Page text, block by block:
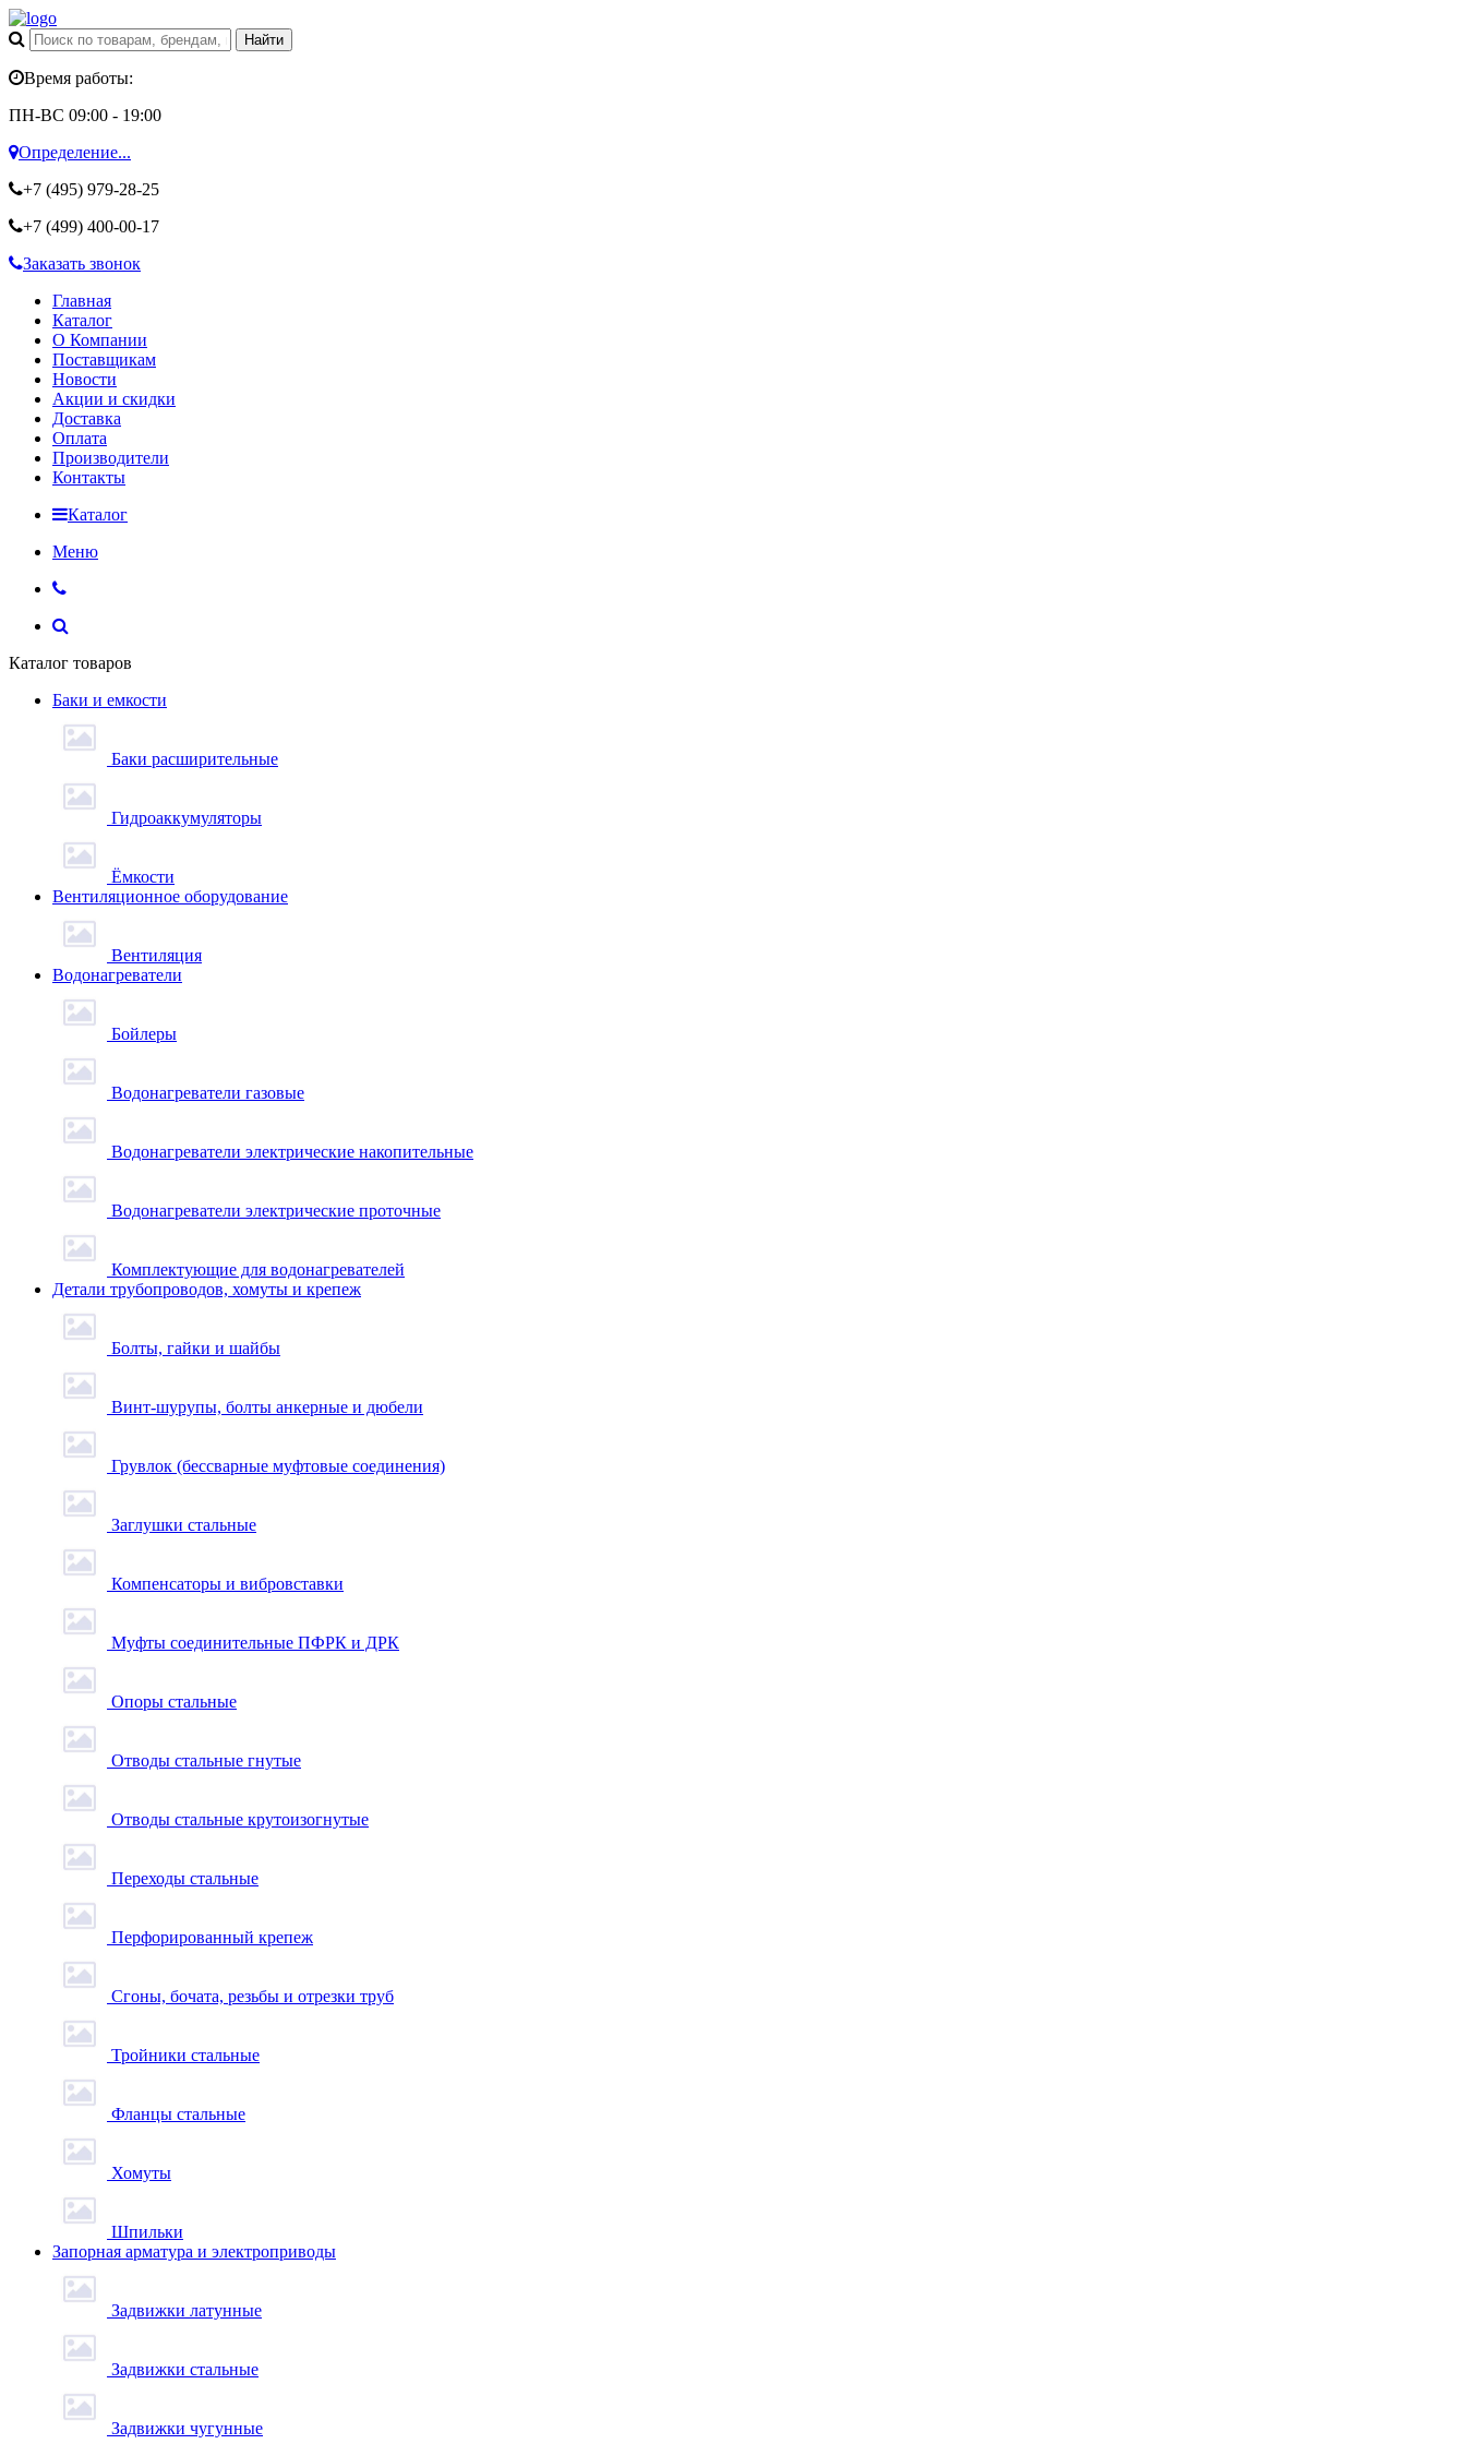
Время работы:
ПН-ВС 09:00 - 19:00
Определение...
+7 (495) 979-28-25
+7 (499) 400-00-17
Заказать звонок
Главная
Каталог
О Компании
Поставщикам
Новости
Акции и скидки
Доставка
Оплата
Производители
Контакты
Каталог
Меню
Каталог товаров
Баки и емкости
Баки расширительные
Гидроаккумуляторы
Ёмкости
Вентиляционное оборудование
Вентиляция
Водонагреватели
Бойлеры
Водонагреватели газовые
Водонагреватели электрические накопительные
Водонагреватели электрические проточные
Комплектующие для водонагревателей
Детали трубопроводов, хомуты и крепеж
Болты, гайки и шайбы
Винт-шурупы, болты анкерные и дюбели
Грувлок (бессварные муфтовые соединения)
Заглушки стальные
Компенсаторы и вибровставки
Муфты соединительные ПФРК и ДРК
Опоры стальные
Отводы стальные гнутые
Отводы стальные крутоизогнутые
Переходы стальные
Перфорированный крепеж
Сгоны, бочата, резьбы и отрезки труб
Тройники стальные
Фланцы стальные
Хомуты
Шпильки
Запорная арматура и электроприводы
Задвижки латунные
Задвижки стальные
Задвижки чугунные